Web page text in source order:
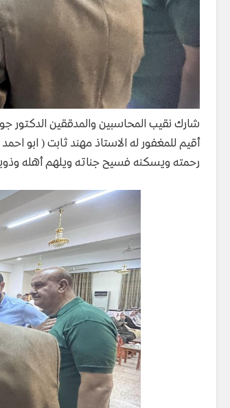
شارك نقيب المحاسبين والمدققين الدكتور
أقيم للمغفور له الاستاذ مهند ثابت ( ابو
رحمته ويسكنه فسيح جناته ويلهم أهله